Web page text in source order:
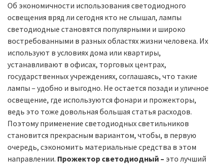
Об экономичности использования светодиодного
освещения вряд ли сегодня кто не слышал, лампы
светодиодные становятся популярными и широко
востребованными в разных областях жизни человека. Их
используют в условиях дома или квартиры,
устанавливают в офисах, торговых центрах,
государственных учреждениях, соглашаясь, что такие
лампы – удобно и выгодно. Не остается позади и уличное
освещение, где используются фонари и прожекторы,
ведь это тоже довольная большая статья расходов.
Поэтому применение светодиодных светильников
становится прекрасным вариантом, чтобы, в первую
очередь, сэкономить материальные средства в этом
направлении. Прожектор светодиодный – это лучший